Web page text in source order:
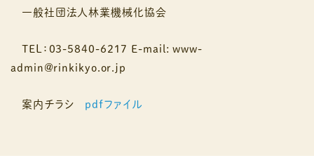
一般社団法人林業機械化協会
TEL：03-5840-6217 E-mail: www-
admin@rinkikyo.or.jp
案内チラシ pdfファイル